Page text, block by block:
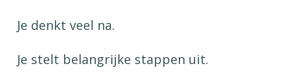
Je denkt veel na.
Je stelt belangrijke stappen uit.